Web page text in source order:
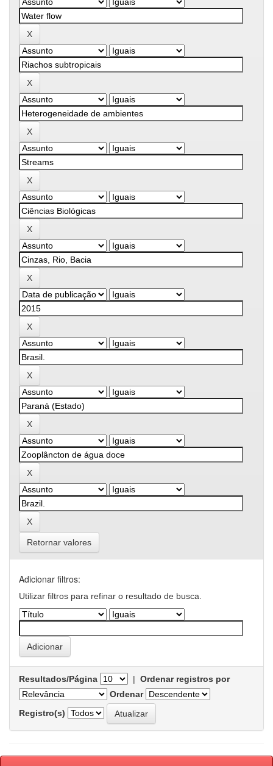
Retornar valores
Adicionar filtros:
Utilizar filtros para refinar o resultado de busca.
Resultados/Página | Ordenar registros por
Ordenar
Registro(s)